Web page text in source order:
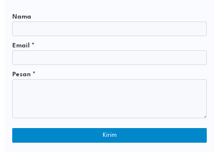
Nama
Email *
Pesan *